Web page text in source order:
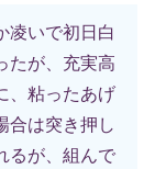
凌いで初日白
たが、充実高
、粘ったあげ
合は突き押し
るが、組んで